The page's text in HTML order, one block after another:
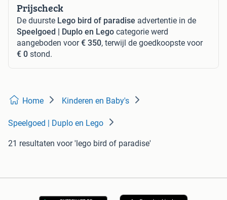
Prijscheck
De duurste Lego bird of paradise advertentie in de
Speelgoed | Duplo en Lego categorie werd
aangeboden voor€ 350, terwijl de goedkoopste voor
€ 0 stond.
Home Kinderen en Baby's
Speelgoed | Duplo en Lego
21 resultaten voor 'lego bird of paradise'